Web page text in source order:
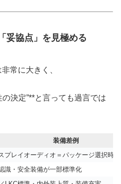
妥協点」を見極める
常に大きく、
決定”**と言っても過言では
装備差例
プレイオーディオ＝パッケージ選択時
識・安全装備が一部標準化